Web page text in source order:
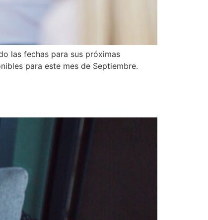
las fechas para sus próximas
para este mes de Septiembre.